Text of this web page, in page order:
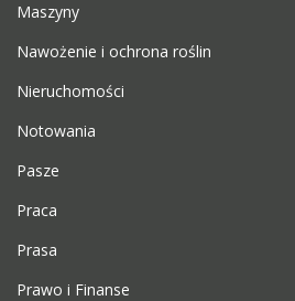
Maszyny
Nawożenie i ochrona roślin
Nieruchomości
Notowania
Pasze
Praca
Prasa
Prawo i Finanse